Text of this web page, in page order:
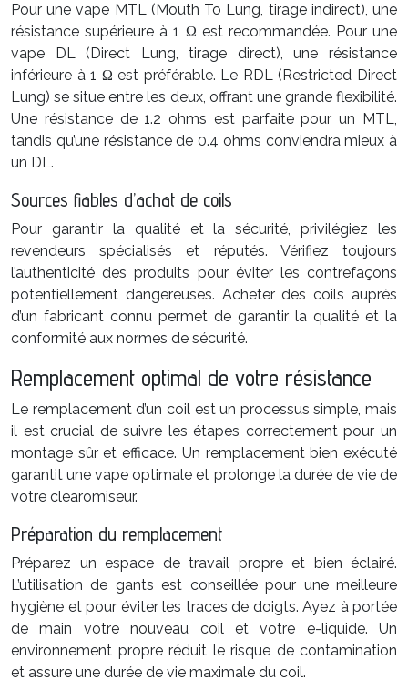
Pour une vape MTL (Mouth To Lung, tirage indirect), une
résistance supérieure à 1 Ω est recommandée. Pour une
vape DL (Direct Lung, tirage direct), une résistance
inférieure à 1 Ω est préférable. Le RDL (Restricted Direct
Lung) se situe entre les deux, offrant une grande flexibilité.
Une résistance de 1.2 ohms est parfaite pour un MTL,
tandis qu’une résistance de 0.4 ohms conviendra mieux à
un DL.
Sources fiables d’achat de coils
Pour garantir la qualité et la sécurité, privilégiez les
revendeurs spécialisés et réputés. Vérifiez toujours
l’authenticité des produits pour éviter les contrefaçons
potentiellement dangereuses. Acheter des coils auprès
d’un fabricant connu permet de garantir la qualité et la
conformité aux normes de sécurité.
Remplacement optimal de votre résistance
Le remplacement d’un coil est un processus simple, mais
il est crucial de suivre les étapes correctement pour un
montage sûr et efficace. Un remplacement bien exécuté
garantit une vape optimale et prolonge la durée de vie de
votre clearomiseur.
Préparation du remplacement
Préparez un espace de travail propre et bien éclairé.
L’utilisation de gants est conseillée pour une meilleure
hygiène et pour éviter les traces de doigts. Ayez à portée
de main votre nouveau coil et votre e-liquide. Un
environnement propre réduit le risque de contamination
et assure une durée de vie maximale du coil.